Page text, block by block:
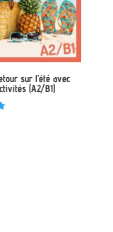
sur l’été avec
(A2/B1)